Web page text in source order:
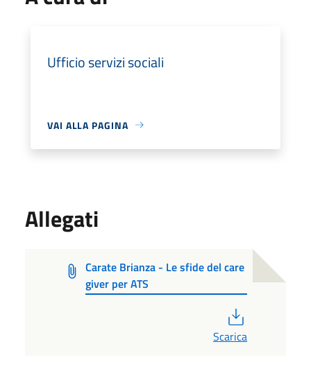
Ufficio servizi sociali
VAI ALLA PAGINA
Allegati
Carate Brianza - Le sfide del care
giver per ATS
Scarica